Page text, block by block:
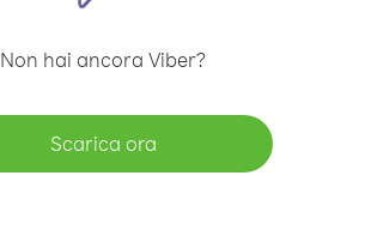
Non hai ancora Viber?
Scarica ora